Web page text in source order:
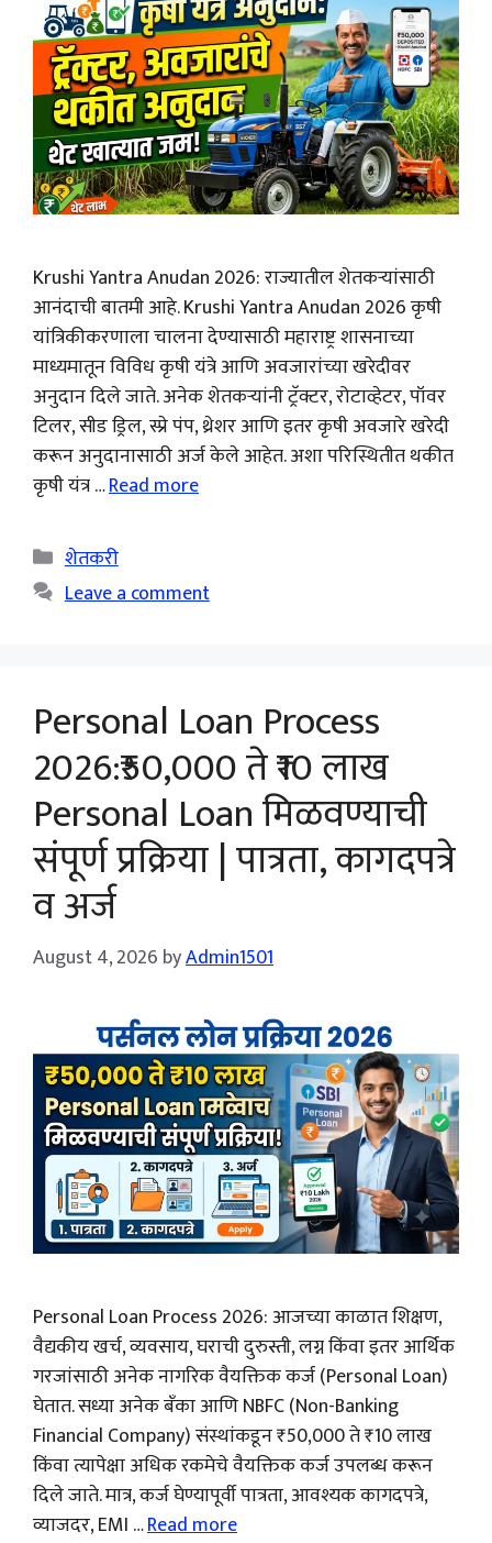
Krushi Yantra Anudan 2026: राज्यातील शेतकऱ्यांसाठी
आनंदाची बातमी आहे. Krushi Yantra Anudan 2026 कृषी
यांत्रिकीकरणाला चालना देण्यासाठी महाराष्ट्र शासनाच्या
माध्यमातून विविध कृषी यंत्रे आणि अवजारांच्या खरेदीवर
अनुदान दिले जाते. अनेक शेतकऱ्यांनी ट्रॅक्टर, रोटाव्हेटर, पॉवर
टिलर, सीड ड्रिल, स्प्रे पंप, थ्रेशर आणि इतर कृषी अवजारे खरेदी
करून अनुदानासाठी अर्ज केले आहेत. अशा परिस्थितीत थकीत
कृषी यंत्र …Read more
Categories
शेतकरी
Leave a comment
Personal Loan Process
2026:₹50,000 ते ₹10 लाख
Personal Loan मिळवण्याची
संपूर्ण प्रक्रिया | पात्रता, कागदपत्रे
व अर्ज
August 4, 2026 byAdmin1501
Personal Loan Process 2026: आजच्या काळात शिक्षण,
वैद्यकीय खर्च, व्यवसाय, घराची दुरुस्ती, लग्न किंवा इतर आर्थिक
गरजांसाठी अनेक नागरिक वैयक्तिक कर्ज (Personal Loan)
घेतात. सध्या अनेक बँका आणि NBFC (Non-Banking
Financial Company) संस्थांकडून ₹50,000 ते ₹10 लाख
किंवा त्यापेक्षा अधिक रकमेचे वैयक्तिक कर्ज उपलब्ध करून
दिले जाते. मात्र, कर्ज घेण्यापूर्वी पात्रता, आवश्यक कागदपत्रे,
व्याजदर, EMI …Read more